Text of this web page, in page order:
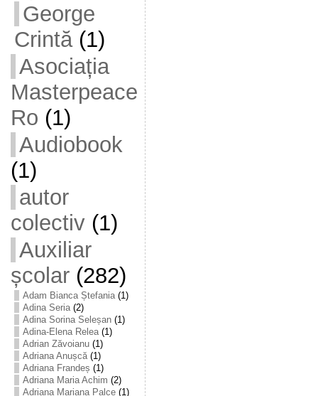
George
Crintă(1)
Asociația
Masterpeace
Ro (1)
Audiobook
(1)
autor
colectiv(1)
Auxiliar
școlar(282)
Adam Bianca Ștefania(1)
Adina Seria(2)
Adina Sorina Seleșan(1)
Adina-Elena Relea(1)
Adrian Zăvoianu(1)
Adriana Anușcă(1)
Adriana Frandeș (1)
Adriana Maria Achim (2)
Adriana Mariana Palce(1)